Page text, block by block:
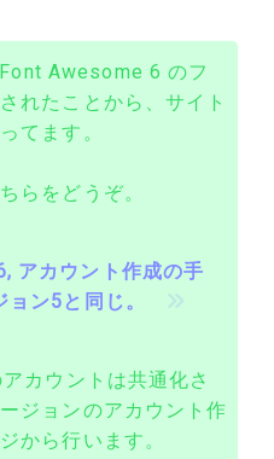
Awesome 6 のフ
れたことから、サイト
てます。
らをどうぞ。
アカウント作成の手
ン5と同じ。
カウントは共通化さ
ジョンのアカウント作
から行います。